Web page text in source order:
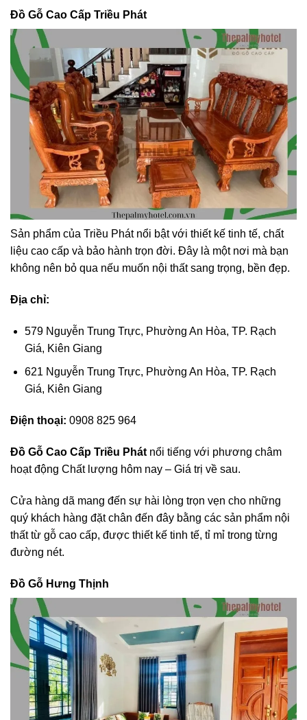
Đồ Gỗ Cao Cấp Triều Phát
Sản phẩm của Triều Phát nổi bật với thiết kế tinh tế, chất
liệu cao cấp và bảo hành trọn đời. Đây là một nơi mà bạn
không nên bỏ qua nếu muốn nội thất sang trọng, bền đẹp.
Địa chỉ:
579 Nguyễn Trung Trực, Phường An Hòa, TP. Rạch
Giá, Kiên Giang
621 Nguyễn Trung Trực, Phường An Hòa, TP. Rạch
Giá, Kiên Giang
Điện thoại: 0908 825 964
Đồ Gỗ Cao Cấp Triều Phát nổi tiếng với phương châm
hoạt động Chất lượng hôm nay – Giá trị về sau.
Cửa hàng dã mang đến sự hài lòng trọn vẹn cho những
quý khách hàng đặt chân đến đây bằng các sản phẩm nội
thất từ gỗ cao cấp, được thiết kế tinh tế, tỉ mỉ trong từng
đường nét.
Đồ Gỗ Hưng Thịnh